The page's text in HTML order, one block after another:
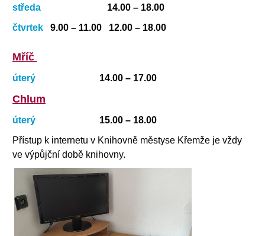
středa 14.00 – 18.00
čtvrtek 9.00 – 11.00 12.00 – 18.00
Mříč
úterý 14.00 – 17.00
Chlum
úterý 15.00 – 18.00
Přístup k internetu v Knihovně městyse Křemže je vždy
ve výpůjční době knihovny.